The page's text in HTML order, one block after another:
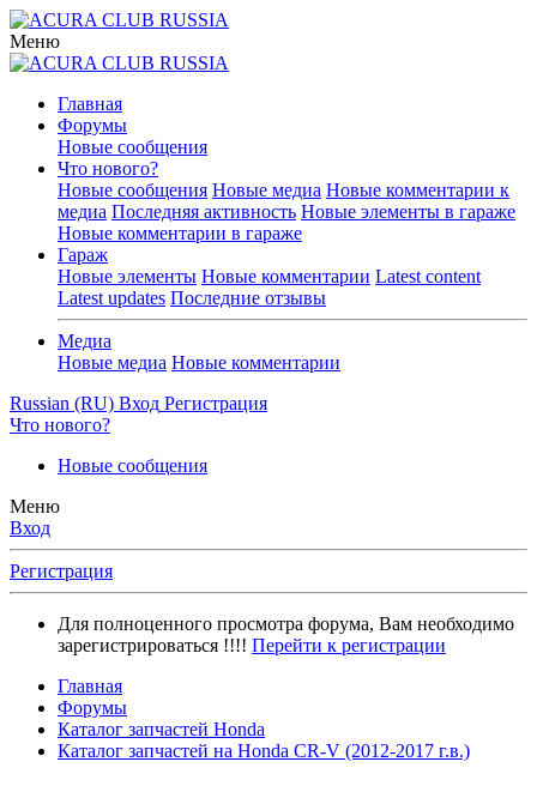
Меню
Главная
Форумы
Новые сообщения
Что нового?
Новые сообщения Новые медиа Новые комментарии к
медиа Последняя активность Новые элементы в гараже
Новые комментарии в гараже
Гараж
Новые элементы Новые комментарии Latest content
Latest updates Последние отзывы
Медиа
Новые медиа Новые комментарии
Russian (RU) Вход Регистрация
Что нового?
Новые сообщения
Меню
Вход
Регистрация
Для полноценного просмотра форума, Вам необходимо
зарегистрироваться !!!! Перейти к регистрации
Главная
Форумы
Каталог запчастей Honda
Каталог запчастей на Honda CR-V (2012-2017 г.в.)